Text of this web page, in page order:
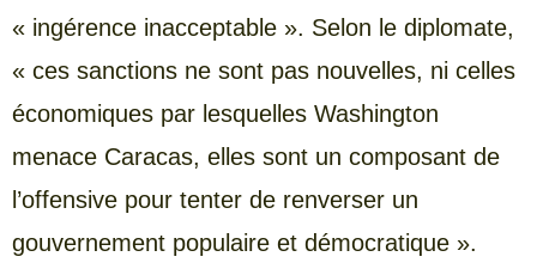
« ingérence inacceptable ». Selon le diplomate,
« ces sanctions ne sont pas nouvelles, ni celles
économiques par lesquelles Washington
menace Caracas, elles sont un composant de
l’offensive pour tenter de renverser un
gouvernement populaire et démocratique ».